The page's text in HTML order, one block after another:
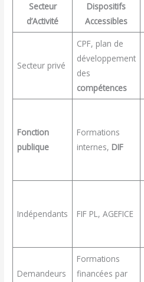
Secteur
d’Activité
Dispositifs
Accessibles
Secteur privé
CPF, plan de
développement
des
compétences
Fonction
publique
Formations
internes, DIF
Indépendants FIF PL, AGEFICE
Demandeurs
Formations
financées par